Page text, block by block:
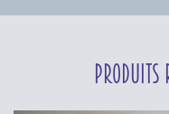
Produits